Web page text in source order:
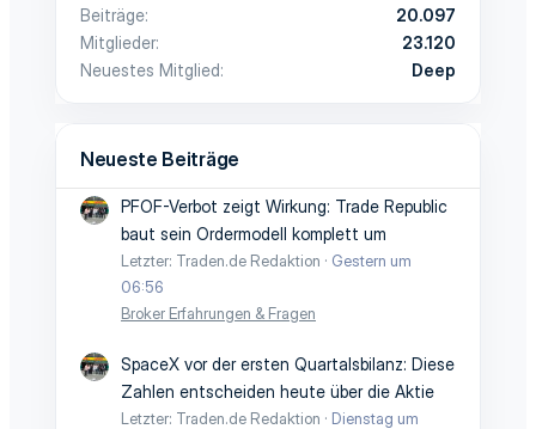
Beiträge
20.097
Mitglieder
23.120
Neuestes Mitglied
Deep
Neueste Beiträge
PFOF-Verbot zeigt Wirkung: Trade Republic
baut sein Ordermodell komplett um
Letzter: Traden.de Redaktion
Gestern um
06:56
Broker Erfahrungen & Fragen
SpaceX vor der ersten Quartalsbilanz: Diese
Zahlen entscheiden heute über die Aktie
Letzter: Traden.de Redaktion
Dienstag um